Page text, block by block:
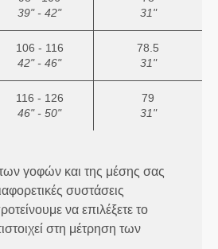
39" - 42"
31"
106 - 116
42" - 46"
78.5
31"
116 - 126
46" - 50"
79
31"
γοφών και της μέσης σας
συστάσεις
να επιλέξετε το
στη μέτρηση των